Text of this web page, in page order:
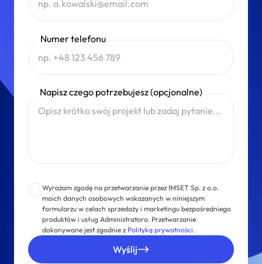
Numer telefonu
Napisz czego potrzebujesz (opcjonalne)
Wyrażam zgodę na przetwarzanie przez IMSET Sp. z o.o.
moich danych osobowych wskazanych w niniejszym
formularzu w celach sprzedaży i marketingu bezpośredniego
produktów i usług Administratora. Przetwarzanie
dokonywane jest zgodnie z Polityką prywatności.
Wyślij